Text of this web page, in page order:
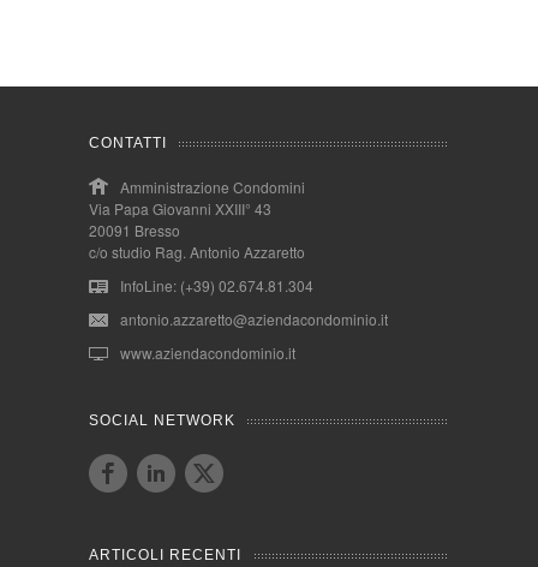
CONTATTI
Amministrazione Condomini
Via Papa Giovanni XXIII° 43
20091 Bresso
c/o studio Rag. Antonio Azzaretto
InfoLine: (+39) 02.674.81.304
antonio.azzaretto@aziendacondominio.it
www.aziendacondominio.it
SOCIAL NETWORK
ARTICOLI RECENTI